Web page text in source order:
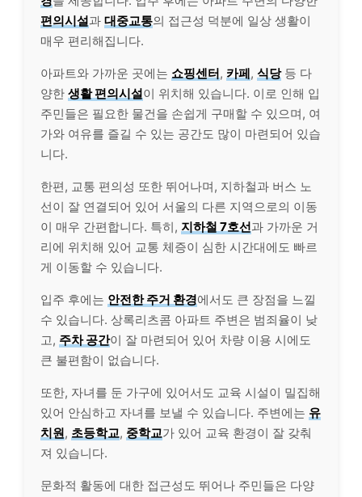
편의시설과 대중교통의 접근성 덕분에 일상 생활이
매우 편리해집니다.
아파트와 가까운 곳에는 쇼핑센터, 카페, 식당등 다
양한 생활 편의시설이 위치해 있습니다. 이로 인해 입
주민들은 필요한 물건을 손쉽게 구매할 수 있으며, 여
가와 여유를 즐길 수 있는 공간도 많이 마련되어 있습
니다.
한편, 교통 편의성 또한 뛰어나며, 지하철과 버스 노
선이 잘 연결되어 있어 서울의 다른 지역으로의 이동
이 매우 간편합니다. 특히, 지하철 7호선과 가까운 거
리에 위치해 있어 교통 체증이 심한 시간대에도 빠르
게 이동할 수 있습니다.
입주 후에는 안전한 주거 환경에서도 큰 장점을 느낄
수 있습니다. 상록리츠콤 아파트 주변은 범죄율이 낮
고, 주차 공간이 잘 마련되어 있어 차량 이용 시에도
큰 불편함이 없습니다.
또한, 자녀를 둔 가구에 있어서도 교육 시설이 밀집해
있어 안심하고 자녀를 보낼 수 있습니다. 주변에는 유
치원, 초등학교, 중학교가 있어 교육 환경이 잘 갖춰
져 있습니다.
문화적 활동에 대한 접근성도 뛰어나 주민들은 다양